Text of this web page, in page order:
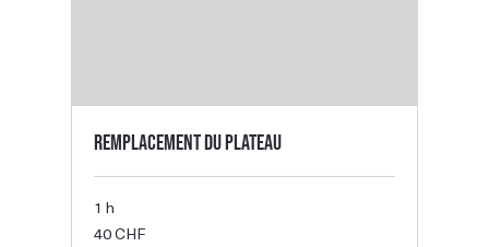
Remplacement du plateau
1 h
francs
40 CHF